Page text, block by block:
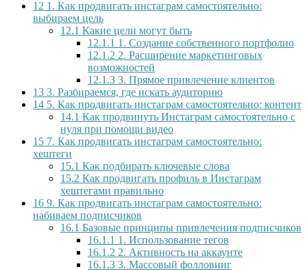
12 1. Как продвигать инстаграм самостоятельно:
выбираем цель
12.1 Какие цели могут быть
12.1.1 1. Создание собственного портфолио
12.1.2 2. Расширение маркетинговых
возможностей
12.1.3 3. Прямое привлечение клиентов
13 3. Разбираемся, где искать аудиторию
14 5. Как продвигать инстаграм самостоятельно: контент
14.1 Как продвинуть Инстаграм самостоятельно с
нуля при помощи видео
15 7. Как продвигать инстаграм самостоятельно:
хештеги
15.1 Как подбирать ключевые слова
15.2 Как продвигать профиль в Инстаграм
хештегами правильно
16 9. Как продвигать инстаграм самостоятельно:
набиваем подписчиков
16.1 Базовые принципы привлечения подписчиков
16.1.1 1. Использование тегов
16.1.2 2. Активность на аккаунте
16.1.3 3. Массовый фолловинг